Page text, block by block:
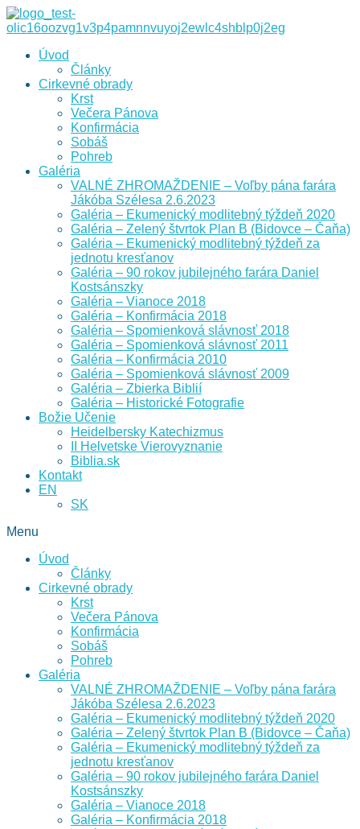
Úvod
Články
Cirkevné obrady
Krst
Večera Pánova
Konfirmácia
Sobáš
Pohreb
Galéria
VALNÉ ZHROMAŽDENIE – Voľby pána farára
Jákóba Szélesa 2.6.2023
Galéria – Ekumenický modlitebný týždeň 2020
Galéria – Zelený štvrtok Plan B (Bidovce – Čaňa)
Galéria – Ekumenický modlitebný týždeň za
jednotu kresťanov
Galéria – 90 rokov jubilejného farára Daniel
Kostsánszky
Galéria – Vianoce 2018
Galéria – Konfirmácia 2018
Galéria – Spomienková slávnosť 2018
Galéria – Spomienková slávnosť 2011
Galéria – Konfirmácia 2010
Galéria – Spomienková slávnosť 2009
Galéria – Zbierka Biblií
Galéria – Historické Fotografie
Božie Učenie
Heidelbersky Katechizmus
II Helvetske Vierovyznanie
Biblia.sk
Kontakt
EN
SK
Menu
Úvod
Články
Cirkevné obrady
Krst
Večera Pánova
Konfirmácia
Sobáš
Pohreb
Galéria
VALNÉ ZHROMAŽDENIE – Voľby pána farára
Jákóba Szélesa 2.6.2023
Galéria – Ekumenický modlitebný týždeň 2020
Galéria – Zelený štvrtok Plan B (Bidovce – Čaňa)
Galéria – Ekumenický modlitebný týždeň za
jednotu kresťanov
Galéria – 90 rokov jubilejného farára Daniel
Kostsánszky
Galéria – Vianoce 2018
Galéria – Konfirmácia 2018